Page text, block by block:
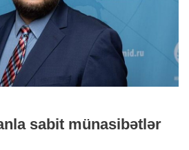
sabit münasibətlər